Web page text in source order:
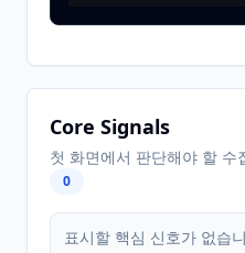
Core Signals
첫 화면에서 판단해야 할
0
표시할 핵심 신호가 없습